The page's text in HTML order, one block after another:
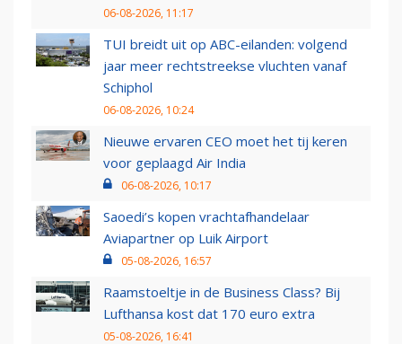
06-08-2026, 11:17
TUI breidt uit op ABC-eilanden: volgend
jaar meer rechtstreekse vluchten vanaf
Schiphol
06-08-2026, 10:24
Nieuwe ervaren CEO moet het tij keren
voor geplaagd Air India
06-08-2026, 10:17
Saoedi’s kopen vrachtafhandelaar
Aviapartner op Luik Airport
05-08-2026, 16:57
Raamstoeltje in de Business Class? Bij
Lufthansa kost dat 170 euro extra
05-08-2026, 16:41